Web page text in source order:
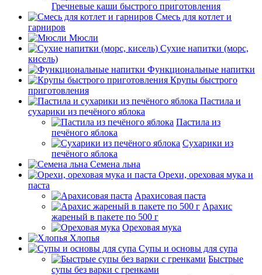
Гречневые каши быстрого приготовления
Смесь для котлет и
гарниров
Мюсли
Сухие напитки (морс,
кисель)
Функциональные напитки
Крупы быстрого
приготовления
Пастила и
сухарики из печёного яблока
Пастила из
печёного яблока
Сухарики из
печёного яблока
Семена льна
Орехи, ореховая мука и
паста
Арахисовая паста
Арахис
жареный в пакете по 500 г
Ореховая мука
Хлопья
Супы и основы для супа
Быстрые
супы без варки с гренками